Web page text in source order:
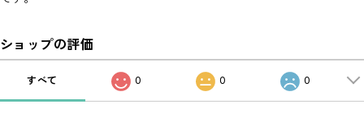
ショップの評価
すべて 0 0 0